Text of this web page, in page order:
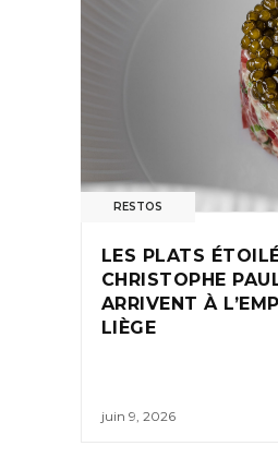
RESTOS
LES PLATS
CHRISTOPHE
ARRIVENT À
LIÈGE
juin 9, 2026